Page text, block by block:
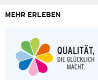
MEHR ERLEBEN